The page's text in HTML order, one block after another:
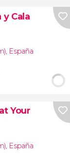
y Cala
, España
Your
, España